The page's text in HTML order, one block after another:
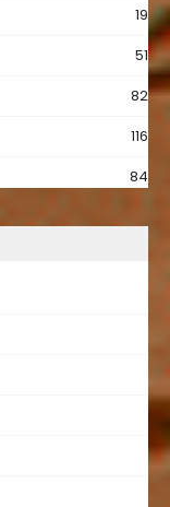
19
51
82
116
84